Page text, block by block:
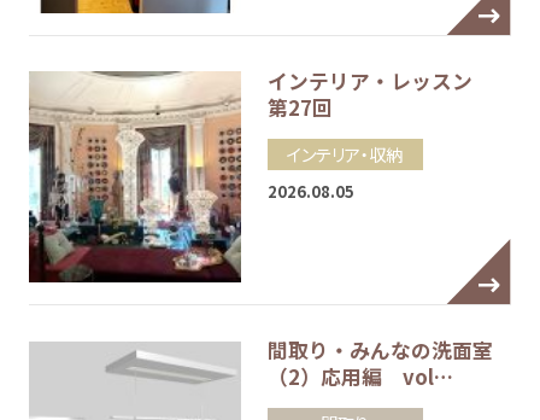
インテリア・レッスン
第27回
インテリア・収納
2026.08.05
間取り・みんなの洗面室
（2）応用編 vol…